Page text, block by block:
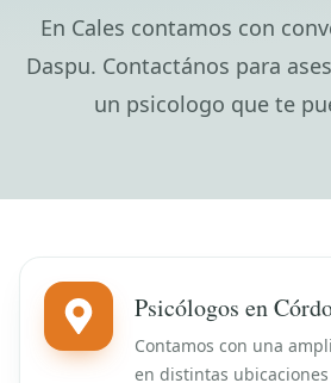
En Cales contamos con
Daspu. Contactános para
un psicologo que te
Psicólogos en
Contamos con una
en distintas